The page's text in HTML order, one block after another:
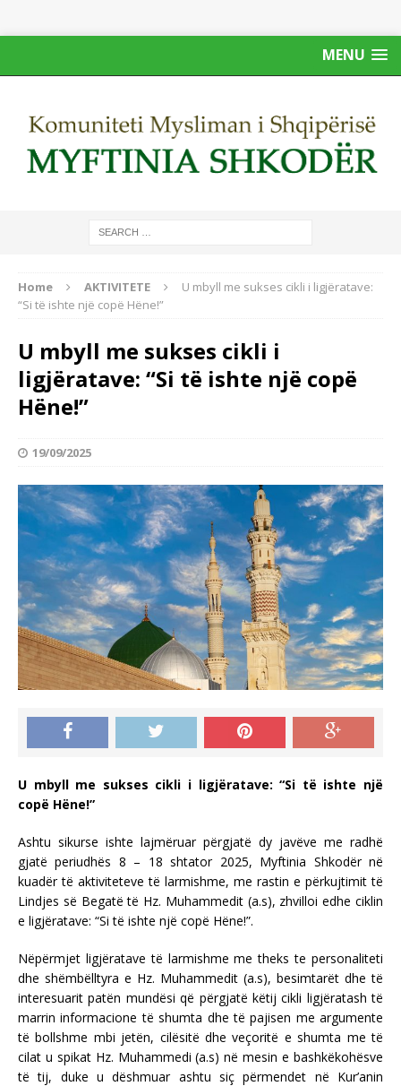
MENU
Home AKTIVITETE
U mbyll me sukses cikli i ligjëratave:
“Si të ishte një copë Hëne!”
U mbyll me sukses cikli i
ligjëratave: “Si të ishte një copë
Hëne!”
19/09/2025
U mbyll me sukses cikli i ligjëratave: “Si të ishte një
copë Hëne!”
Ashtu sikurse ishte lajmëruar përgjatë dy javëve me radhë
gjatë periudhës 8 – 18 shtator 2025, Myftinia Shkodër në
kuadër të aktiviteteve të larmishme, me rastin e përkujtimit të
Lindjes së Begatë të Hz. Muhammedit (a.s), zhvilloi edhe ciklin
e ligjëratave: “Si të ishte një copë Hëne!”.
Nëpërmjet ligjëratave të larmishme me theks te personaliteti
dhe shëmbëlltyra e Hz. Muhammedit (a.s), besimtarët dhe të
interesuarit patën mundësi që përgjatë këtij cikli ligjëratash të
marrin informacione të shumta dhe të pajisen me argumente
të bollshme mbi jetën, cilësitë dhe veçoritë e shumta me të
cilat u spikat Hz. Muhammedi (a.s) në mesin e bashkëkohësve
të tij, duke u dëshmuar ashtu siç përmendet në Kur’anin